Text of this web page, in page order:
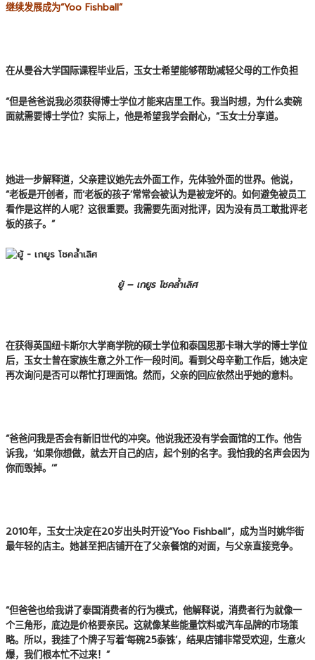
继续发展成为“Yoo Fishball”
在从曼谷大学国际课程毕业后，玉女士希望能够帮助减轻父母的工作负担
“但是爸爸说我必须获得博士学位才能来店里工作。我当时想，为什么卖碗
面就需要博士学位？实际上，他是希望我学会耐心，”玉女士分享道。
她进一步解释道，父亲建议她先去外面工作，先体验外面的世界。他说，
“老板是开创者，而‘老板的孩子’常常会被认为是被宠坏的。如何避免被员工
看作是这样的人呢？这很重要。我需要先面对批评，因为没有员工敢批评老
板的孩子。”
ยู้ – เกยูร โชคล้ำเลิศ
在获得英国纽卡斯尔大学商学院的硕士学位和泰国思那卡琳大学的博士学位
后，玉女士曾在家族生意之外工作一段时间。看到父母辛勤工作后，她决定
再次询问是否可以帮忙打理面馆。然而，父亲的回应依然出乎她的意料。
“爸爸问我是否会有新旧世代的冲突。他说我还没有学会面馆的工作。他告
诉我，‘如果你想做，就去开自己的店，起个别的名字。我怕我的名声会因为
你而毁掉。’”
2010年，玉女士决定在20岁出头时开设“Yoo Fishball”，成为当时姚华街
最年轻的店主。她甚至把店铺开在了父亲餐馆的对面，与父亲直接竞争。
“但爸爸也给我讲了泰国消费者的行为模式，他解释说，消费者行为就像一
个三角形，底边是价格要亲民。这就像某些能量饮料或汽车品牌的市场策
略。所以，我挂了个牌子写着‘每碗25泰铢’，结果店铺非常受欢迎，生意火
爆，我们根本忙不过来！”